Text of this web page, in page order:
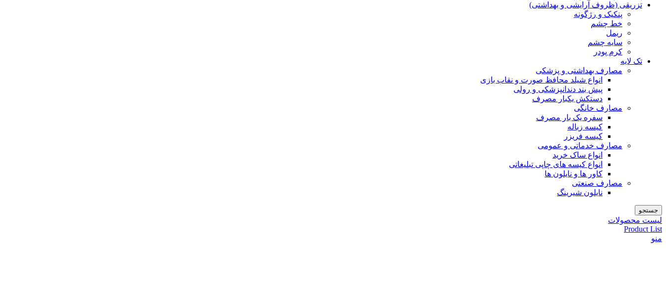
تزریقی (ظروف آرایشی و بهداشتی)
پنکیک و رژگونه
خط چشم
ریمل
سایه چشم
کرم پودر
تک لایه
مصارف بهداشتی و پزشکی
انواع شیلد محافظ صورت و نقاب بازی
پیش بند دندانپزشکی و رولی
دستکش یکبار مصرف
مصارف خانگی
سفره یک بار مصرف
کیسه زباله
کیسه فریزر
مصارف خدماتی و عمومی
انواع ساک خرید
انواع کیسه های چاپی تبلیغاتی
کاور ها و نایلون ها
مصارف صنعتی
نایلون شیرینگ
جستجو
لیست محصولات
Product List
منو